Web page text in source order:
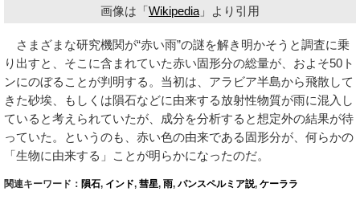
画像は「Wikipedia 」より引用
さまざまな研究機関が“赤い雨”の謎を解き明かそうと調査に乗
り出すと、そこに含まれていた赤い固形分の総量が、およそ50ト
ンにのぼることが判明する。当初は、アラビア半島から飛散して
きた砂埃、もしくは隕石などに由来する放射性物質が雨に混入し
ていると考えられていたが、成分を分析すると想定外の結果が待
っていた。というのも、赤い色の由来である固形分が、何らかの
「生物に由来する」ことが明らかになったのだ。
関連キーワード： 隕石, インド, 彗星, 雨, パンスペルミア説, ケーララ